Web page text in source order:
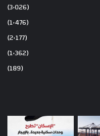
(3٬026)
(1٬476)
(2٬177)
(1٬362)
(189)